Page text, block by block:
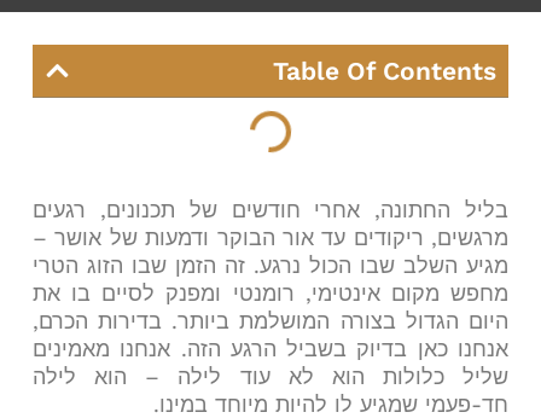
Table Of Contents
בליל החתונה, אחרי חודשים של תכנונים, רגעים
מרגשים, ריקודים עד אור הבוקר ודמעות של אושר –
מגיע השלב שבו הכול נרגע. זה הזמן שבו הזוג הטרי
מחפש מקום אינטימי, רומנטי ומפנק לסיים בו את
היום הגדול בצורה המושלמת ביותר. בדירות הכרם,
אנחנו כאן בדיוק בשביל הרגע הזה. אנחנו מאמינים
שליל כלולות הוא לא עוד לילה – הוא לילה
חד-פעמי שמגיע לו להיות מיוחד במינו.